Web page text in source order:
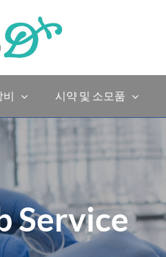
비 시약 및 소모품
Service